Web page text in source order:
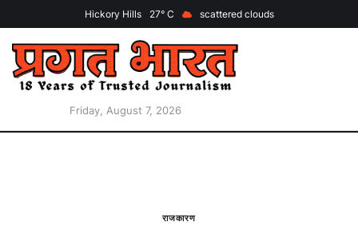
Hickory Hills 27 scattered clouds
Friday, August 7, 2026
राजकारण